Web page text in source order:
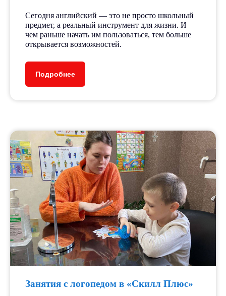
Сегодня английский — это не просто школьный
предмет, а реальный инструмент для жизни. И
чем раньше начать им пользоваться, тем больше
открывается возможностей.
Подробнее
Занятия с логопедом в «Скилл Плюс»